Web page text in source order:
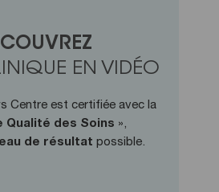
EN VIDÉO
Centre est certifiée avec la
Qualité des Soins »,
de résultat possible.